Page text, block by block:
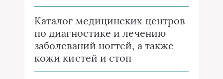
Каталог медицинских центров
по диагностике и лечению
заболеваний ногтей, а также
кожи кистей и стоп